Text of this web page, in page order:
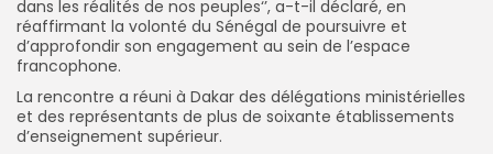
dans les réalités de nos peuples‘’, a-t-il déclaré, en
réaffirmant la volonté du Sénégal de poursuivre et
d’approfondir son engagement au sein de l’espace
francophone.
La rencontre a réuni à Dakar des délégations ministérielles
et des représentants de plus de soixante établissements
d’enseignement supérieur.